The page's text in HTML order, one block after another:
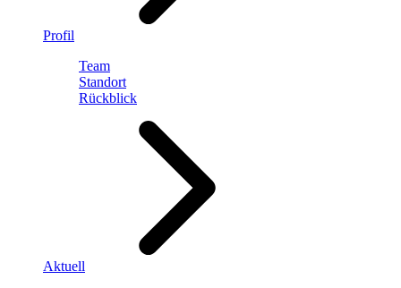
Profil
Team
Standort
Rückblick
Aktuell